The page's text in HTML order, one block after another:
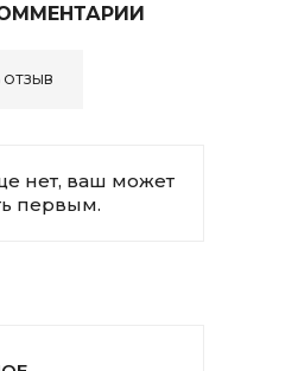
ОТЗЫВ
нет, ваш может
первым.